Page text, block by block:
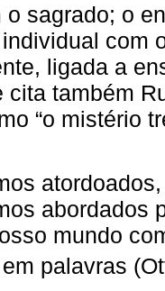
sagrado; o
com
ligada a
cita também
“o mistério
abordados
mundo
palavras